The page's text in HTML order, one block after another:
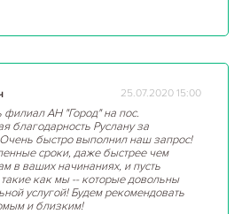
25.07.2020 15:00
АН "Город" на пос.
благодарность Руслану за
быстро выполнил наш запрос!
сроки, даже быстрее чем
в ваших начинаниях, и пусть
как мы -- которые довольны
услугой! Будем рекомендовать
и близким!